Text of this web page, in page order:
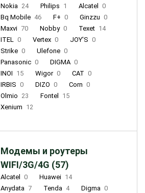
Nokia 24 Philips 1 Alcatel
0
Bq Mobile 46 F+ 0 Ginzzu 0
Maxvi 70 Nobby 0 Texet 14
ITEL 0 Vertex 0 JOY'S 0
Strike 0 Ulefone 0
Panasonic 0 DIGMA 0
INOI 15 Wigor 0 CAT 0
IRBIS 0 DIZO 0 Corn 0
Olmio 23 Fontel
15
Xenium 12
Модемы и роутеры
WIFI/3G/4G (57)
Alcatel 0 Huawei 14
Anydata 7 Tenda 4 Digma 0